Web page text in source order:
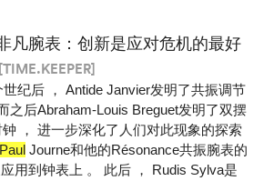
凡腕表：创新是应对危机的最好
[TIME.KEEPER]
世纪后 ， Antide Janvier发明了共振调节
之后Abraham-Louis Breguet发明了双摆
， 进一步深化了人们对此现象的探索
Journe和他的Résonance共振腕表的
用到钟表上 。 此后 ， Rudis Sylva是